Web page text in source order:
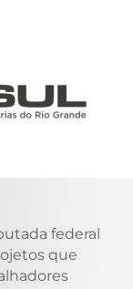
federal
que